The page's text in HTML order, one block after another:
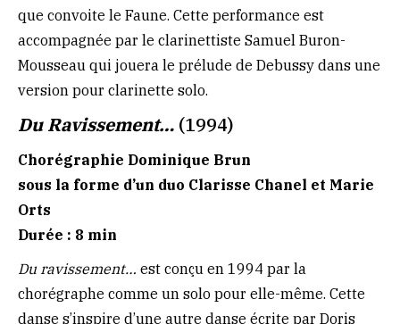
que convoite le Faune. Cette performance est
accompagnée par le clarinettiste Samuel Buron-
Mousseau qui jouera le prélude de Debussy dans une
version pour clarinette solo.
Du Ravissement… (1994)
Chorégraphie Dominique Brun
sous la forme d’un duo Clarisse Chanel et Marie
Orts
Durée : 8 min
Du ravissement… est conçu en 1994 par la
chorégraphe comme un solo pour elle-même. Cette
danse s’inspire d’une autre danse écrite par Doris